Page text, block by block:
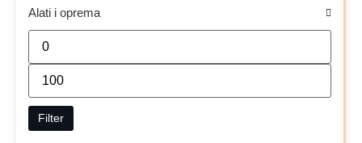
Alati i oprema
Filter